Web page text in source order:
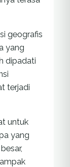
geografis
yang
dipadati
terjadi
untuk
yang